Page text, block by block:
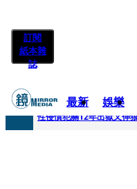
訂閱
紙本雜
誌
最新 娛樂
快訊